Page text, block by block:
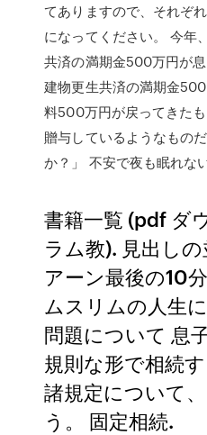
てありますので、それぞ
になってください。 今年
共済の満期金500万円が
建物更生共済の満期金
料500万円が戻ってきた
贈与しているようなもの
か？」 不安で夜も眠れない
書籍一覧 (pdf ダ
ラム教). 見出し
アーン最後の10
ムスリムの人生
問題について 息
規則な形で相続
諸規定について
う。 固定相続.